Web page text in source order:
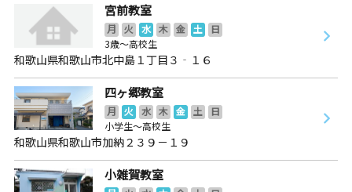
宮前教室
月 火 水 木 金 土
日
3歳～高校生
和歌山県和歌山市北中島１丁目３‐１６
四ヶ郷教室
月 火 水 木 金 土
日
小学生～高校生
和歌山県和歌山市加納２３９－１９
小雑賀教室